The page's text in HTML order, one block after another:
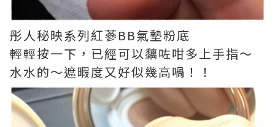
彤人秘映系列紅蔘BB氣墊粉底
輕輕按一下，已經可以黐咗咁多上手指～
水水的～遮暇度又好似幾高喎！！